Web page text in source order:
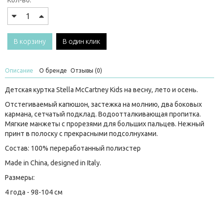
В корзину В один клик
Описание О бренде Отзывы (0)
Детская куртка Stella McCartney Kids на весну, лето и осень.
Отстегиваемый капюшон, застежка на молнию, два боковых
кармана, сетчатый подклад. Водоотталкивающая пропитка.
Мягкие манжеты с прорезями для больших пальцев. Нежный
принт в полоску с прекрасными подсолнухами.
Состав: 100% переработанный полиэстер
Made in China, designed in Italy.
Размеры:
4 года - 98-104 см